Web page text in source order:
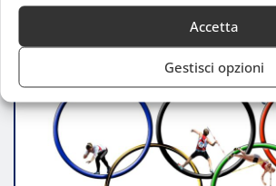
Accetta
Gestisci opzioni